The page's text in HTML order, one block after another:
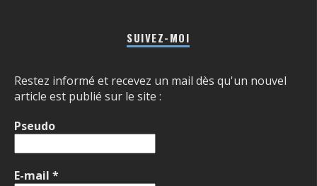
SUIVEZ-MOI
Restez informé et recevez un mail dès qu'un nouvel
article est publié sur le site :
Pseudo
E-mail *